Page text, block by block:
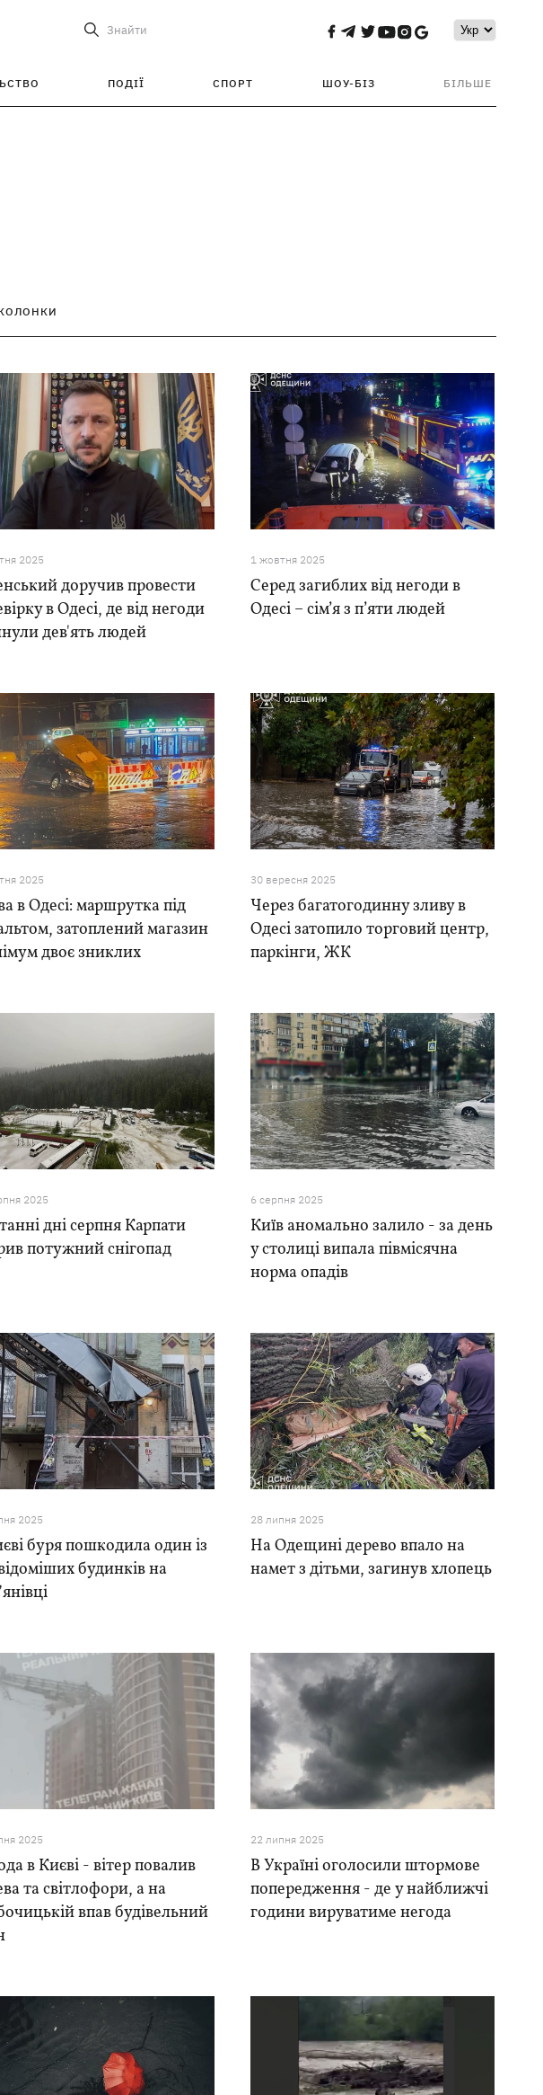
Знайти
ПОДІЇ СПОРТ ШОУ-БІЗ БІЛЬШЕ
2025
доручив провести
в Одесі, де від негоди
дев'ять людей
1 жовтня 2025
Серед загиблих від негоди в
Одесі – сім’я з п’яти людей
2025
в Одесі: маршрутка під
затоплений магазин
двоє зниклих
30 вересня 2025
Через багатогодинну зливу в
Одесі затопило торговий центр,
паркінги, ЖК
2025
дні серпня Карпати
потужний снігопад
6 серпня 2025
Київ аномально залило - за день
у столиці випала півмісячна
норма опадів
2025
буря пошкодила один із
будинків на
28 липня 2025
На Одещині дерево впало на
намет з дітьми, загинув хлопець
2025
в Києві - вітер повалив
та світлофори, а на
впав будівельний
22 липня 2025
В Україні оголосили штормове
попередження - де у найближчі
години вируватиме негода